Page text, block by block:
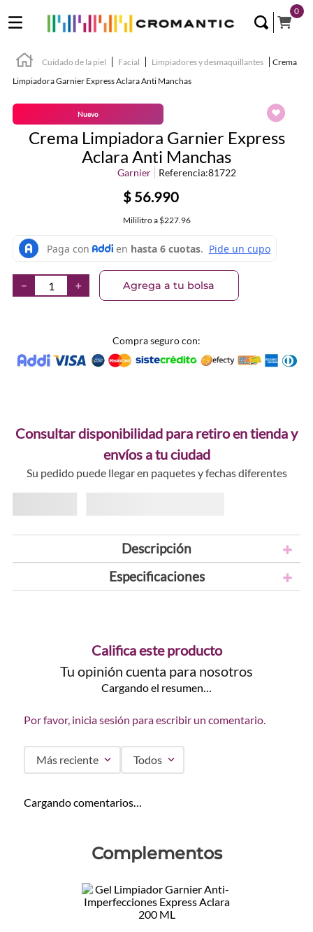
0
Cuidado de la piel Facial Limpiadores y desmaquillantes
Crema
Limpiadora Garnier Express Aclara Anti Manchas
Nuevo
Crema Limpiadora Garnier Express
Aclara Anti Manchas
Garnier Referencia:81722
$ 56.990
Mililitroa $227.96
＋
－ Agrega a tu bolsa
Compra seguro con:
Consultar disponibilidad para retiro en tienda y
envíos a tu ciudad
Su pedido puede llegar en paquetes y fechas diferentes
Descripción
Especificaciones
Califica este producto
Tu opinión cuenta para nosotros
Cargando el resumen…
Por favor, inicia sesión para escribir un comentario.
Más reciente Todos
Cargando comentarios…
Complementos